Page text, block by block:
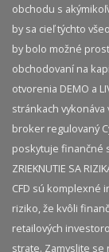
obchodu s
by sa cieľ týchto
by bolo možné
obchodovaní na
otvorenia DEMO a
stránkach
broker regulovaný
poskytuje finančné
ZRIEKNUTIE SA
CFD sú komplexné
riziko, že kvôli
retailových
strate. Zamyslite se